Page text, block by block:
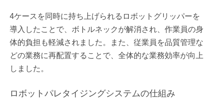
4ケースを同時に持ち上げられるロボットグリッパーを
導入したことで、ボトルネックが解消され、作業員の身
体的負担も軽減されました。また、従業員を品質管理な
どの業務に再配置することで、全体的な業務効率が向上
しました。
ロボットパレタイジングシステムの仕組み